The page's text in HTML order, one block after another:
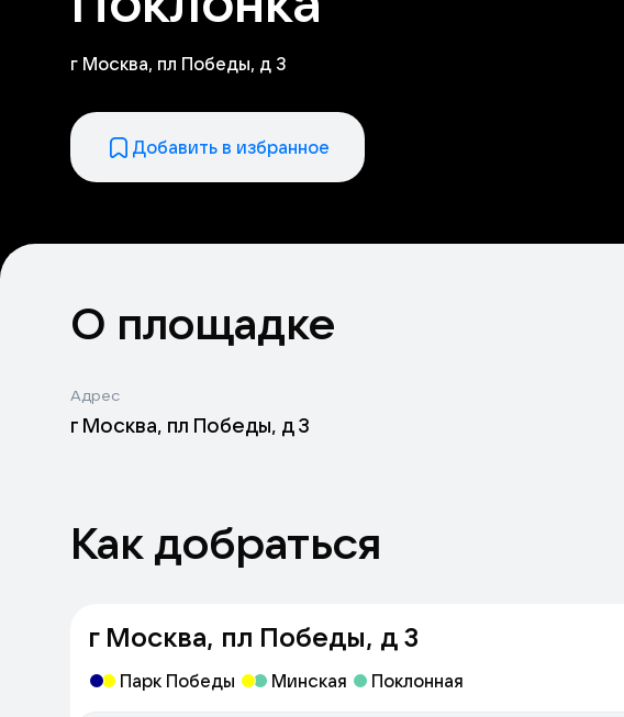
г Москва, пл Победы, д 3
Добавить в избранное
О площадке
Адрес
г Москва, пл Победы, д 3
Как добраться
г Москва, пл Победы, д 3
Парк Победы Минская Поклонная